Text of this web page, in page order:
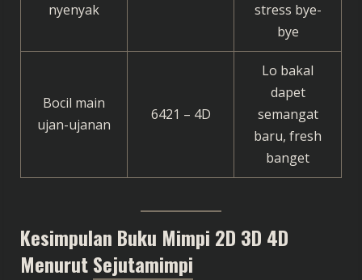
nyenyak
stress bye-
bye
Bocil main
ujan-ujanan
6421 – 4D
Lo bakal
dapet
semangat
baru, fresh
banget
Kesimpulan Buku Mimpi 2D 3D 4D
MenurutSejutamimpi